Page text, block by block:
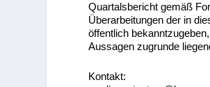
Quartalsbericht gemäß
Überarbeitungen der in
öffentlich
Aussagen zugrunde
Kontakt: